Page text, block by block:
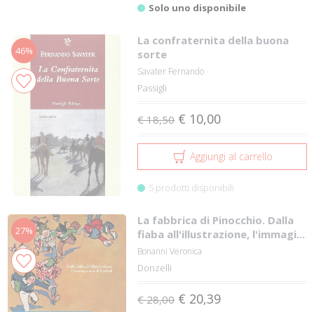
Solo uno disponibile
46%
La confraternita della buona
sorte
Savater Fernando
Passigli
€ 18,50 € 10,00
Aggiungi al carrello
5 prodotti disponibili
27%
La fabbrica di Pinocchio. Dalla
fiaba all'illustrazione, l'immagi...
Bonanni Veronica
Donzelli
€ 28,00 € 20,39